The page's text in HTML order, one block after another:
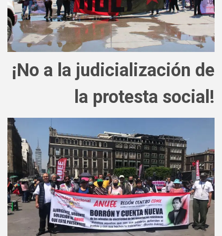
¡No a la judicialización de
la protesta social!